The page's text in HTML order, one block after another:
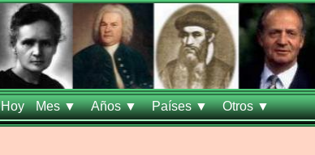
Hoy Mes ▼ Años ▼ Países ▼ Otros ▼